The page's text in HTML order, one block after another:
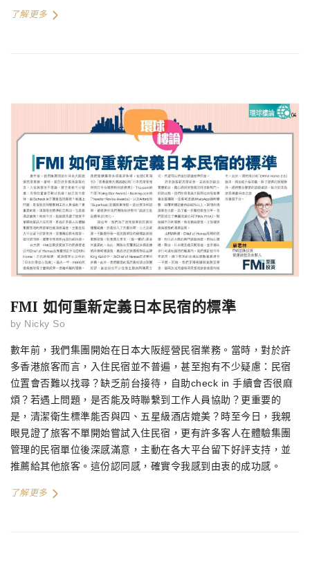
了解更多
FMI 如何重新定義日本民宿的標準
by Nicky So
數年前，我們集團開始在日本大阪經營民宿業務。當時，對於許
多香港旅客而言，入住民宿並不普遍，甚至抱有不少疑慮：民宿
位置會否難以找尋？缺乏前台接待，自助check in 手續會否很麻
煩？若遇上問題，是否能及時聯繫到工作人員協助？更重要的
是，清潔衛生標準能否與四、五星級酒店媲美？時至今日，我親
眼見證了旅客不單開始嘗試入住民宿，更有許多客人在體驗集團
管理的民宿單位後深感滿意，主動在各大平台留下好評支持，並
推薦給其他旅客。這份認同感，確實令我感到由衷的成功感。
了解更多